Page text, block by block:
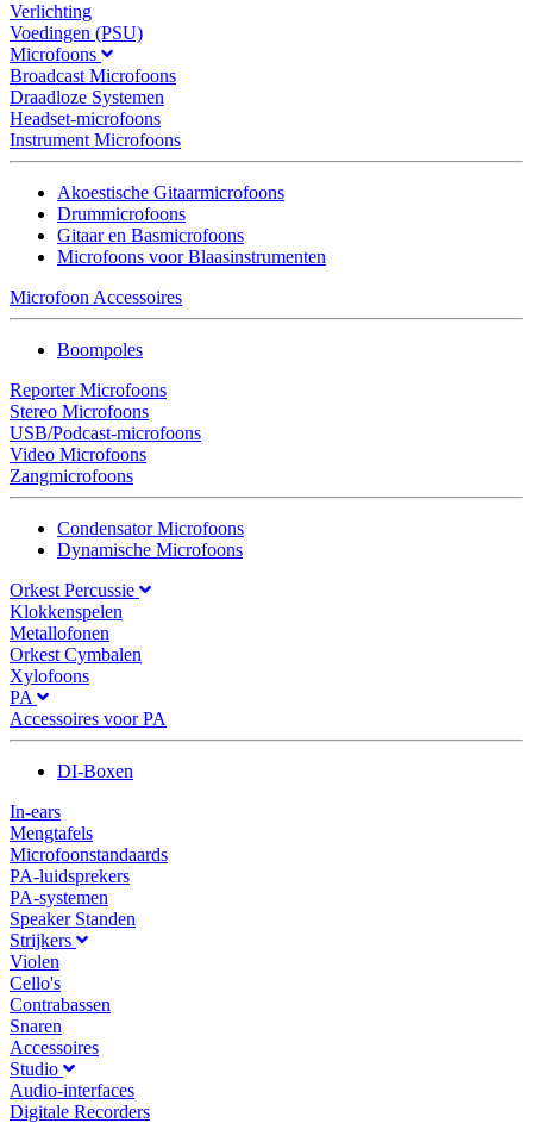
Verlichting
Voedingen (PSU)
Microfoons
Broadcast Microfoons
Draadloze Systemen
Headset-microfoons
Instrument Microfoons
Akoestische Gitaarmicrofoons
Drummicrofoons
Gitaar en Basmicrofoons
Microfoons voor Blaasinstrumenten
Microfoon Accessoires
Boompoles
Reporter Microfoons
Stereo Microfoons
USB/Podcast-microfoons
Video Microfoons
Zangmicrofoons
Condensator Microfoons
Dynamische Microfoons
Orkest Percussie
Klokkenspelen
Metallofonen
Orkest Cymbalen
Xylofoons
PA
Accessoires voor PA
DI-Boxen
In-ears
Mengtafels
Microfoonstandaards
PA-luidsprekers
PA-systemen
Speaker Standen
Strijkers
Violen
Cello's
Contrabassen
Snaren
Accessoires
Studio
Audio-interfaces
Digitale Recorders